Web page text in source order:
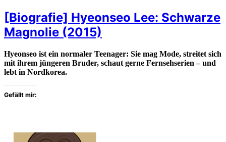
[Biografie] Hyeonseo Lee: Schwarze
Magnolie (2015)
Hyeonseo ist ein normaler Teenager: Sie mag Mode, streitet sich
mit ihrem jüngeren Bruder, schaut gerne Fernsehserien – und
lebt in Nordkorea.
Gefällt mir: